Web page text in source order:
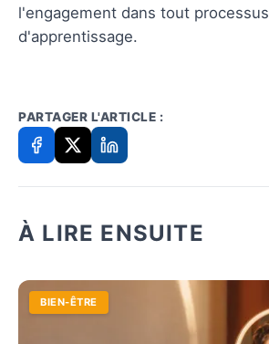
l'engagement dans tout processus
d'apprentissage.
PARTAGER L'ARTICLE :
À LIRE ENSUITE
BIEN-ÊTRE